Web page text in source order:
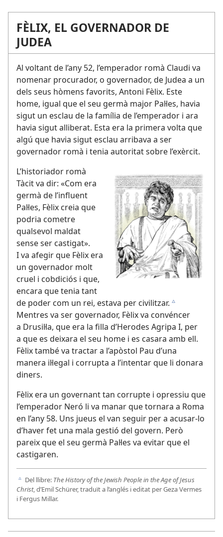
FÈLIX, EL GOVERNADOR DE
JUDEA
Al voltant de l’any 52, l’emperador romà Claudi va
nomenar procurador, o governador, de Judea a un
dels seus hòmens favorits, Antoni Fèlix. Este
home, igual que el seu germà major Pal·les, havia
sigut un esclau de la família de l’emperador i ara
havia sigut alliberat. Esta era la primera volta que
algú que havia sigut esclau arribava a ser
governador romà i tenia autoritat sobre l’exèrcit.
L’historiador romà
Tàcit va dir: «Com era
germà de l’influent
Pal·les, Fèlix creia que
podria cometre
qualsevol maldat
sense ser castigat».
I va afegir que Fèlix era
un governador molt
cruel i cobdiciós i que,
encara que tenia tant
de poder com un rei, estava per civilitzar. c
Mentres va ser governador, Fèlix va convéncer
a Drusil·la, que era la filla d’Herodes Agripa I, per
a que es deixara el seu home i es casara amb ell.
Fèlix també va tractar a l’apòstol Pau d’una
manera il·legal i corrupta a l’intentar que li donara
diners.
Fèlix era un governant tan corrupte i opressiu que
l’emperador Neró li va manar que tornara a Roma
en l’any 58. Uns jueus el van seguir per a acusar-lo
d’haver fet una mala gestió del govern. Però
pareix que el seu germà Pal·les va evitar que el
castigaren.
c Del llibre: The History of the Jewish People in the Age of Jesus
Christ, d’Emil Schürer, traduït a l’anglés i editat per Geza Vermes
i Fergus Millar.